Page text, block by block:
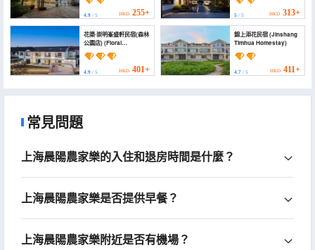
4.9 / 5 HKD 255+ 5/ 5 HKD 313+
花築·崇明峯盛軒民宿(森林
公園店) (Floral
Hotel·Chongming Peak
Shengxuan Hotel)
4.9 / 5 HKD 401+
錦上添花民宿 (Jinshang
Timhua Homestay)
4.7/ 5 HKD 411+
常見問題
上海晨陽農家樂的入住和退房時間是什麼？
上海晨陽農家樂是否提供早餐？
上海晨陽農家樂附近是否有機場？